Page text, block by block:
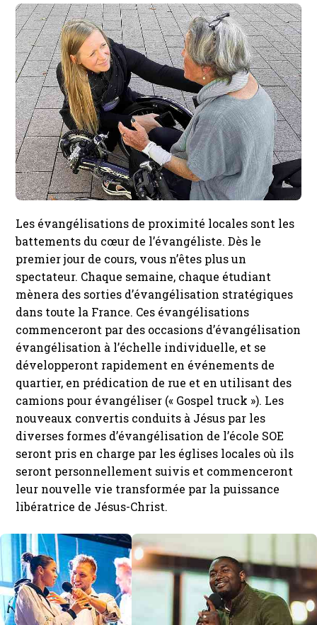
Les évangélisations de proximité locales sont les
battements du cœur de l’évangéliste. Dès le
premier jour de cours, vous n’êtes plus un
spectateur. Chaque semaine, chaque étudiant
mènera des sorties d’évangélisation stratégiques
dans toute la France. Ces évangélisations
commenceront par des occasions d’évangélisation
évangélisation à l’échelle individuelle, et se
développeront rapidement en événements de
quartier, en prédication de rue et en utilisant des
camions pour évangéliser (« Gospel truck »). Les
nouveaux convertis conduits à Jésus par les
diverses formes d’évangélisation de l’école SOE
seront pris en charge par les églises locales où ils
seront personnellement suivis et commenceront
leur nouvelle vie transformée par la puissance
libératrice de Jésus-Christ.